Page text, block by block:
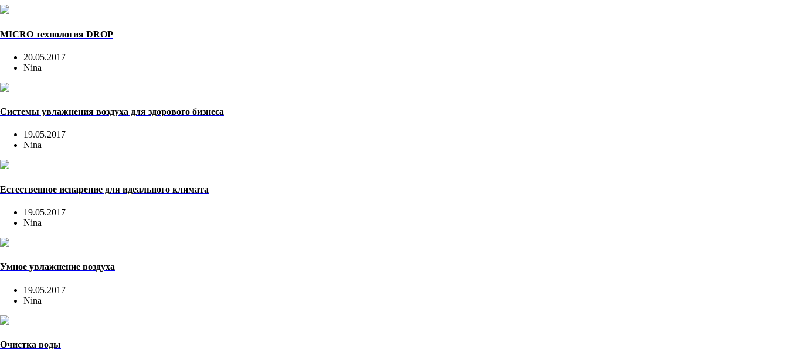
MICRO технология DROP
20.05.2017
Nina
Системы увлажнения воздуха для здорового бизнеса
19.05.2017
Nina
Естественное испарение для идеального климата
19.05.2017
Nina
Умное увлажнение воздуха
19.05.2017
Nina
Очистка воды